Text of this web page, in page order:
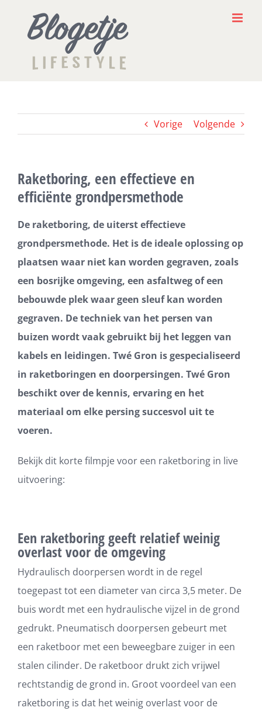
Vorige Volgende
Raketboring, een effectieve en
efficiënte grondpersmethode
De raketboring, de uiterst effectieve
grondpersmethode. Het is de ideale oplossing op
plaatsen waar niet kan worden gegraven, zoals
een bosrijke omgeving, een asfaltweg of een
bebouwde plek waar geen sleuf kan worden
gegraven. De techniek van het persen van
buizen wordt vaak gebruikt bij het leggen van
kabels en leidingen. Twé Gron is gespecialiseerd
in raketboringen en doorpersingen. Twé Gron
beschikt over de kennis, ervaring en het
materiaal om elke persing succesvol uit te
voeren.
Bekijk dit korte filmpje voor een raketboring in live
uitvoering:
Een raketboring geeft relatief weinig
overlast voor de omgeving
Hydraulisch doorpersen wordt in de regel
toegepast tot een diameter van circa 3,5 meter. De
buis wordt met een hydraulische vijzel in de grond
gedrukt. Pneumatisch doorpersen gebeurt met
een raketboor met een beweegbare zuiger in een
stalen cilinder. De raketboor drukt zich vrijwel
rechtstandig de grond in. Groot voordeel van een
raketboring is dat het weinig overlast voor de